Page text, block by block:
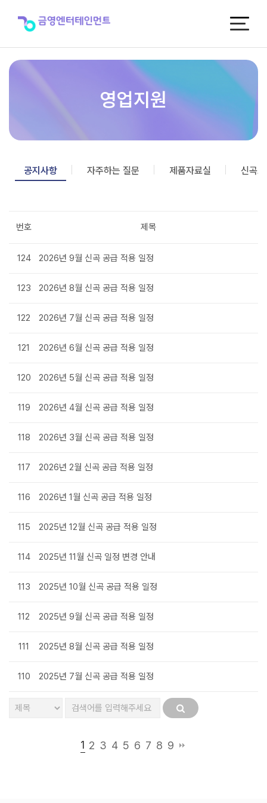
영업지원
공지사항 자주하는 질문 제품자료실 신곡
번호 제목
124 2026년 9월 신곡 공급 적용 일정
123 2026년 8월 신곡 공급 적용 일정
122 2026년 7월 신곡 공급 적용 일정
121 2026년 6월 신곡 공급 적용 일정
120 2026년 5월 신곡 공급 적용 일정
119 2026년 4월 신곡 공급 적용 일정
118 2026년 3월 신곡 공급 적용 일정
117 2026년 2월 신곡 공급 적용 일정
116 2026년 1월 신곡 공급 적용 일정
115 2025년 12월 신곡 공급 적용 일정
114 2025년 11월 신곡 일정 변경 안내
113 2025년 10월 신곡 공급 적용 일정
112 2025년 9월 신곡 공급 적용 일정
111 2025년 8월 신곡 공급 적용 일정
110 2025년 7월 신곡 공급 적용 일정
1 2 3 4 5 6 7 8 9